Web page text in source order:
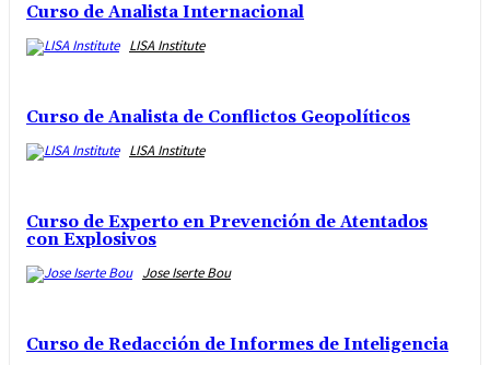
Curso de Analista Internacional
LISA Institute
Curso de Analista de Conflictos Geopolíticos
LISA Institute
Curso de Experto en Prevención de Atentados
con Explosivos
Jose Iserte Bou
Curso de Redacción de Informes de Inteligencia